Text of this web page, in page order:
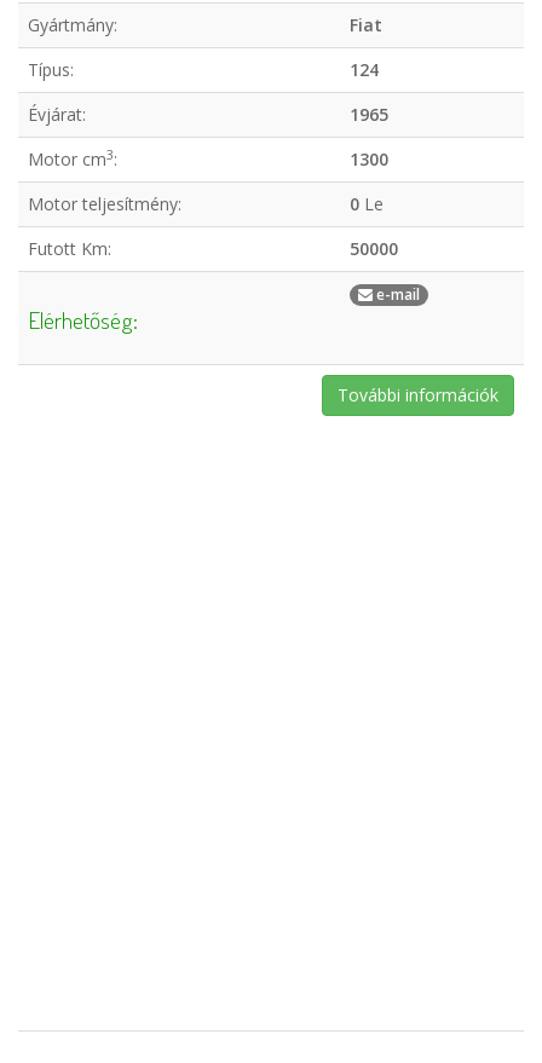
Gyártmány:
Fiat
Típus:
124
Évjárat:
1965
Motor cm3:
1300
Motor teljesítmény:
0 Le
Futott Km:
50000
Elérhetőség:
e-mail
További információk